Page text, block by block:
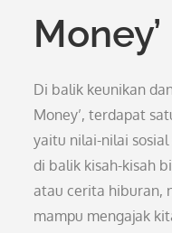
Money’
Di balik keunikan
Money’, terdapat
yaitu nilai-nilai
di balik kisah-kisah
atau cerita hiburan,
mampu mengajak